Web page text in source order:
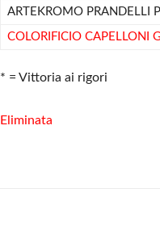
ARTEKROMO PRANDELLI
COLORIFICIO CAPELLONI
* = Vittoria ai rigori
Eliminata